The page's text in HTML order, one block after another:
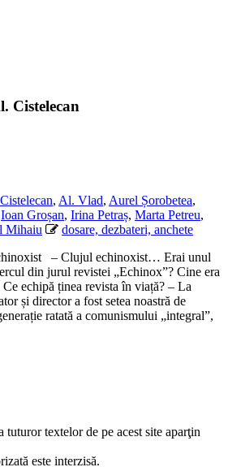
Cistelecan
, Al. Vlad, Aurel Șorobetea,
Ioan Groșan, Irina Petraș, Marta Petreu,
Mihaiu
dosare, dezbateri, anchete
– Clujul echinoxist… Erai unul
din jurul revistei „Echinox”? Cine era
echipă ținea revista în viață? – La
și director a fost setea noastră de
ratată a comunismului „integral”,
tuturor textelor de pe acest site aparţin
este interzisă.